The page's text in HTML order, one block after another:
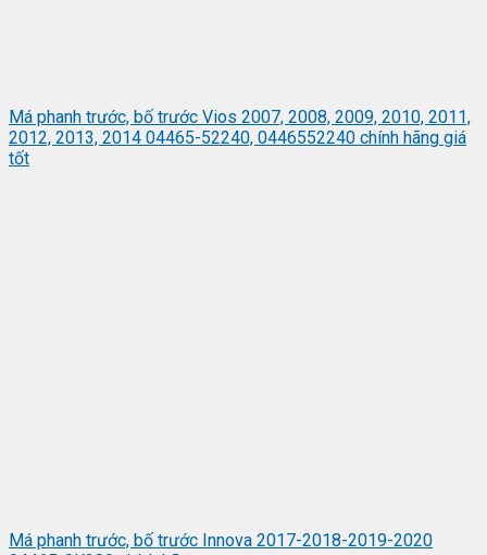
Má phanh trước, bố trước Vios 2007, 2008, 2009, 2010, 2011,
2012, 2013, 2014 04465-52240, 0446552240 chính hãng giá
tốt
Má phanh trước, bố trước Innova 2017-2018-2019-2020